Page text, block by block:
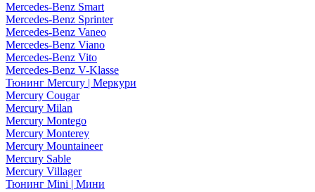
Mercedes-Benz Smart
Mercedes-Benz Sprinter
Mercedes-Benz Vaneo
Mercedes-Benz Viano
Mercedes-Benz Vito
Mercedes-Benz V-Klasse
Тюнинг Mercury | Меркури
Mercury Cougar
Mercury Milan
Mercury Montego
Mercury Monterey
Mercury Mountaineer
Mercury Sable
Mercury Villager
Тюнинг Mini | Мини